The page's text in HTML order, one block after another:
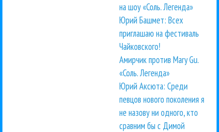
на шоу «Соль. Легенда»
Юрий Башмет: Всех
приглашаю на фестиваль
Чайковского!
Амирчик против Mary Gu.
«Соль. Легенда»
Юрий Аксюта: Среди
певцов нового поколения я
не назову ни одного, кто
сравним бы с Димой